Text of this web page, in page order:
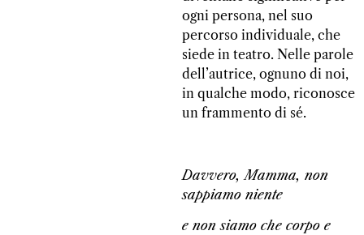
ogni persona, nel suo
percorso individuale, che
siede in teatro. Nelle parole
dell’autrice, ognuno di noi,
in qualche modo, riconosce
un frammento di sé.
Davvero, Mamma, non
sappiamo niente
e non siamo che corpo e